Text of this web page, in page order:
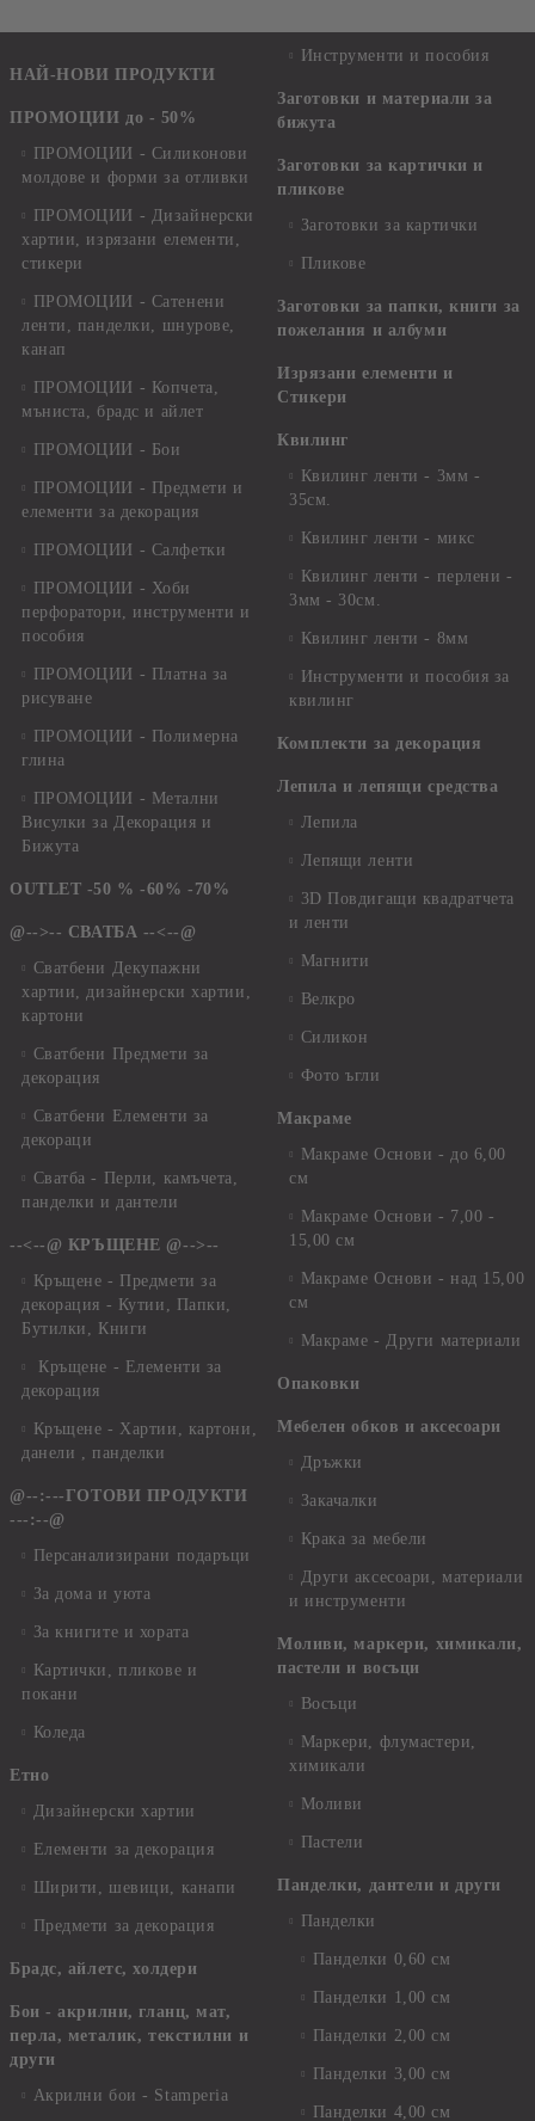
НАЙ-НОВИ ПРОДУКТИ
ПРОМОЦИИ до - 50%
ПРОМОЦИИ - Силиконови
молдове и форми за отливки
ПРОМОЦИИ - Дизайнерски
хартии, изрязани елементи,
стикери
ПРОМОЦИИ - Сатенени
ленти, панделки, шнурове,
канап
ПРОМОЦИИ - Копчета,
мъниста, брадс и айлет
ПРОМОЦИИ - Бои
ПРОМОЦИИ - Предмети и
елементи за декорация
ПРОМОЦИИ - Салфетки
ПРОМОЦИИ - Хоби
перфоратори, инструменти и
пособия
ПРОМОЦИИ - Платна за
рисуване
ПРОМОЦИИ - Полимерна
глина
ПРОМОЦИИ - Метални
Висулки за Декорация и
Бижута
OUTLET -50 % -60% -70%
@-->-- СВАТБА --<--@
Сватбени Декупажни
хартии, дизайнерски хартии,
картони
Сватбени Предмети за
декорация
Сватбени Елементи за
декораци
Сватба - Перли, камъчета,
панделки и дантели
--<--@ КРЪЩЕНЕ @-->--
Кръщене - Предмети за
декорация - Кутии, Папки,
Бутилки, Книги
Кръщене - Елементи за
декорация
Кръщене - Хартии, картони,
данели , панделки
@--:---ГОТОВИ ПРОДУКТИ
---:--@
Персанализирани подаръци
За дома и уюта
За книгите и хората
Картички, пликове и
покани
Коледа
Етно
Дизайнерски хартии
Елементи за декорация
Ширити, шевици, канапи
Предмети за декорация
Брадс, айлетс, холдери
Бои - акрилни, гланц, мат,
перла, металик, текстилни и
други
Акрилни бои - Stamperia
Инструменти и пособия
Заготовки и материали за
бижута
Заготовки за картички и
пликове
Заготовки за картички
Пликове
Заготовки за папки, книги за
пожелания и албуми
Изрязани елементи и
Стикери
Квилинг
Квилинг ленти - 3мм -
35см.
Квилинг ленти - микс
Квилинг ленти - перлени -
3мм - 30см.
Квилинг ленти - 8мм
Инструменти и пособия за
квилинг
Комплекти за декорация
Лепила и лепящи средства
Лепила
Лепящи ленти
3D Повдигащи квадратчета
и ленти
Магнити
Велкро
Силикон
Фото ъгли
Макраме
Макраме Основи - до 6,00
см
Макраме Основи - 7,00 -
15,00 см
Макраме Основи - над 15,00
см
Макраме - Други материали
Опаковки
Мебелен обков и аксесоари
Дръжки
Закачалки
Крака за мебели
Други аксесоари, материали
и инструменти
Моливи, маркери, химикали,
пастели и восъци
Восъци
Маркери, флумастери,
химикали
Моливи
Пастели
Панделки, дантели и други
Панделки
Панделки 0,60 см
Панделки 1,00 см
Панделки 2,00 см
Панделки 3,00 см
Панделки 4,00 см